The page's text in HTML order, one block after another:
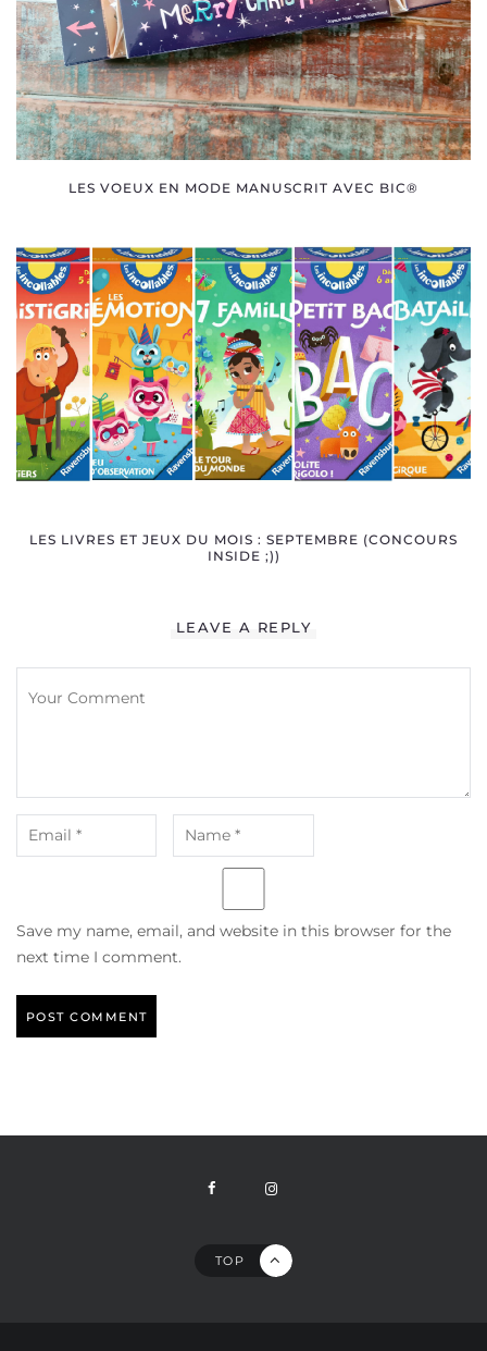
LES VOEUX EN MODE MANUSCRIT AVEC BIC®
LES LIVRES ET JEUX DU MOIS : SEPTEMBRE (CONCOURS
INSIDE ;))
LEAVE A REPLY
Save my name, email, and website in this browser for the
next time I comment.
TOP